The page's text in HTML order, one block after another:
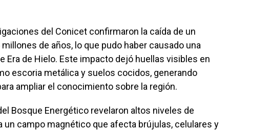
del Conicet confirmaron la caída de un
de años, lo que pudo haber causado una
Era de Hielo. Este impacto dejó huellas visibles en
escoria metálica y suelos cocidos, generando
ampliar el conocimiento sobre la región.
Bosque Energético revelaron altos niveles de
un campo magnético que afecta brújulas, celulares y